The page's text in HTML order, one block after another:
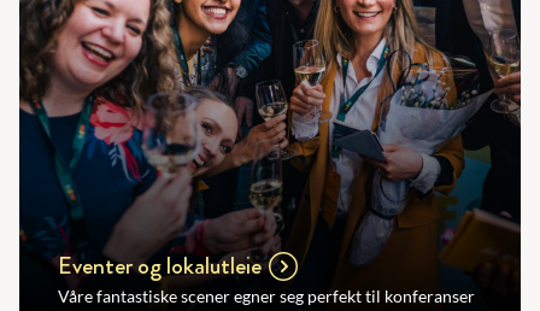
Eventer og lokalutleie
Våre fantastiske scener egner seg perfekt til konferanser